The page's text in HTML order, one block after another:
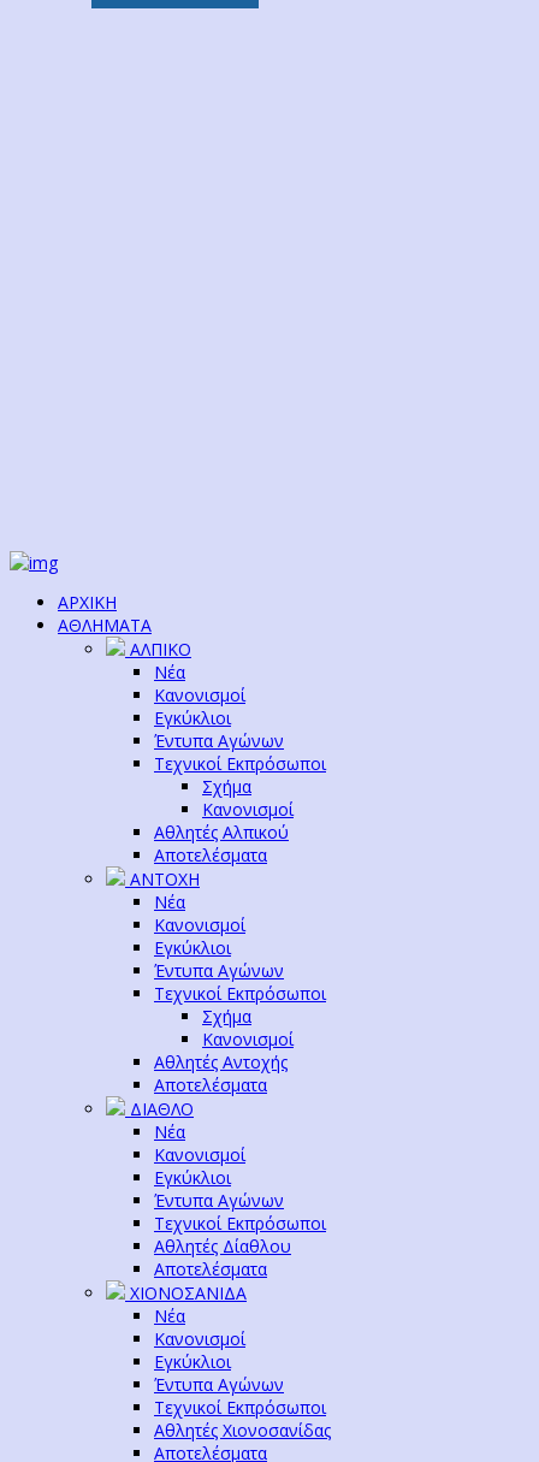
ΑΡΧΙΚΗ
ΑΘΛΗΜΑΤΑ
ΑΛΠΙΚΟ
Νέα
Κανονισμοί
Εγκύκλιοι
Έντυπα Αγώνων
Τεχνικοί Εκπρόσωποι
Σχήμα
Κανονισμοί
Αθλητές Αλπικού
Αποτελέσματα
ΑΝΤΟΧΗ
Νέα
Κανονισμοί
Εγκύκλιοι
Έντυπα Αγώνων
Τεχνικοί Εκπρόσωποι
Σχήμα
Κανονισμοί
Αθλητές Αντοχής
Αποτελέσματα
ΔΙΑΘΛΟ
Νέα
Κανονισμοί
Εγκύκλιοι
Έντυπα Αγώνων
Τεχνικοί Εκπρόσωποι
Αθλητές Δίαθλου
Αποτελέσματα
ΧΙΟΝΟΣΑΝΙΔΑ
Νέα
Κανονισμοί
Εγκύκλιοι
Έντυπα Αγώνων
Τεχνικοί Εκπρόσωποι
Αθλητές Χιονοσανίδας
Αποτελέσματα